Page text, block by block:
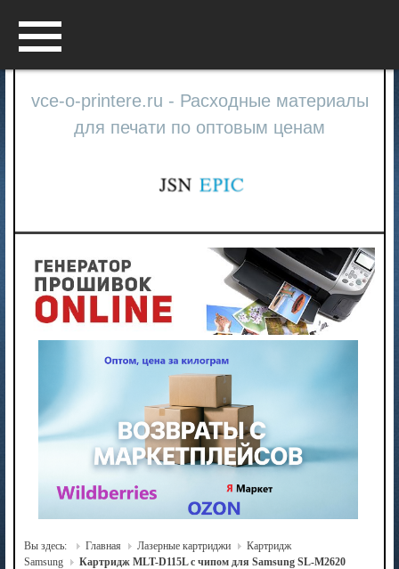
vce-o-printere.ru - Расходные материалы
для печати по оптовым ценам
Вы здесь: Главная Лазерные картриджи
Картридж
Samsung
Картридж MLT-D115L с чипом для Samsung SL-M2620